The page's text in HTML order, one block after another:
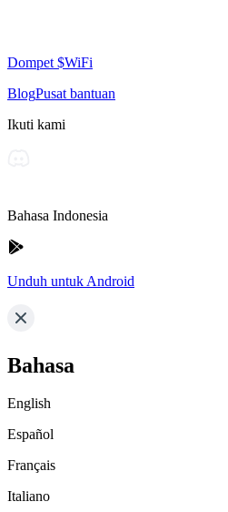
Dompet $WiFi
BlogPusat bantuan
Ikuti kami
Bahasa Indonesia
Unduh untuk Android
Bahasa
English
Español
Français
Italiano